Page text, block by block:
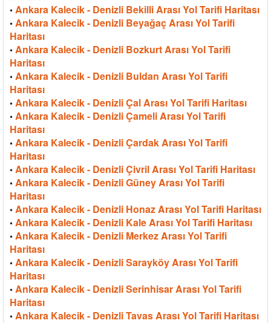
• Ankara Kalecik - Denizli Bekilli Arası Yol Tarifi Haritası
• Ankara Kalecik - Denizli Beyağaç Arası Yol Tarifi
Haritası
• Ankara Kalecik - Denizli Bozkurt Arası Yol Tarifi
Haritası
• Ankara Kalecik - Denizli Buldan Arası Yol Tarifi
Haritası
• Ankara Kalecik - Denizli Çal Arası Yol Tarifi Haritası
• Ankara Kalecik - Denizli Çameli Arası Yol Tarifi
Haritası
• Ankara Kalecik - Denizli Çardak Arası Yol Tarifi
Haritası
• Ankara Kalecik - Denizli Çivril Arası Yol Tarifi Haritası
• Ankara Kalecik - Denizli Güney Arası Yol Tarifi
Haritası
• Ankara Kalecik - Denizli Honaz Arası Yol Tarifi Haritası
• Ankara Kalecik - Denizli Kale Arası Yol Tarifi Haritası
• Ankara Kalecik - Denizli Merkez Arası Yol Tarifi
Haritası
• Ankara Kalecik - Denizli Sarayköy Arası Yol Tarifi
Haritası
• Ankara Kalecik - Denizli Serinhisar Arası Yol Tarifi
Haritası
• Ankara Kalecik - Denizli Tavas Arası Yol Tarifi Haritası